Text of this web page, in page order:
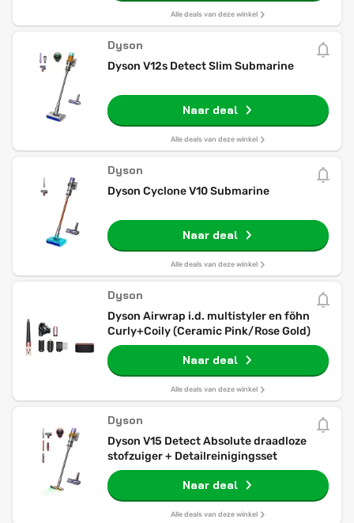
Alle deals van deze winkel
Dyson
Dyson V12s Detect Slim Submarine
Naar deal
Alle deals van deze winkel
Dyson
Dyson Cyclone V10 Submarine
Naar deal
Alle deals van deze winkel
Dyson
Dyson Airwrap i.d. multistyler en föhn
Curly+Coily (Ceramic Pink/Rose Gold)
Naar deal
Alle deals van deze winkel
Dyson
Dyson V15 Detect Absolute draadloze
stofzuiger + Detailreinigingsset
Naar deal
Alle deals van deze winkel